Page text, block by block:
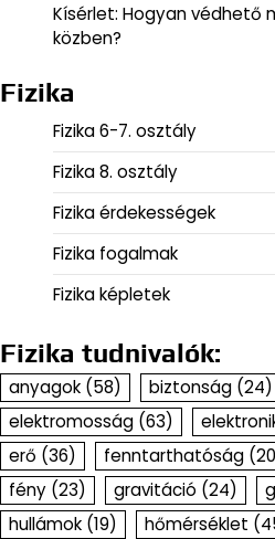
Kísérlet: Hogyan védhető
közben?
Fizika
Fizika 6-7. osztály
Fizika 8. osztály
Fizika érdekességek
Fizika fogalmak
Fizika képletek
Fizika tudnivalók:
anyagok (58) biztonság (24)
elektromosság (63)
erő (36) fenntarthatóság
fény (23) gravitáció (24)
hullámok (19) hőmérséklet